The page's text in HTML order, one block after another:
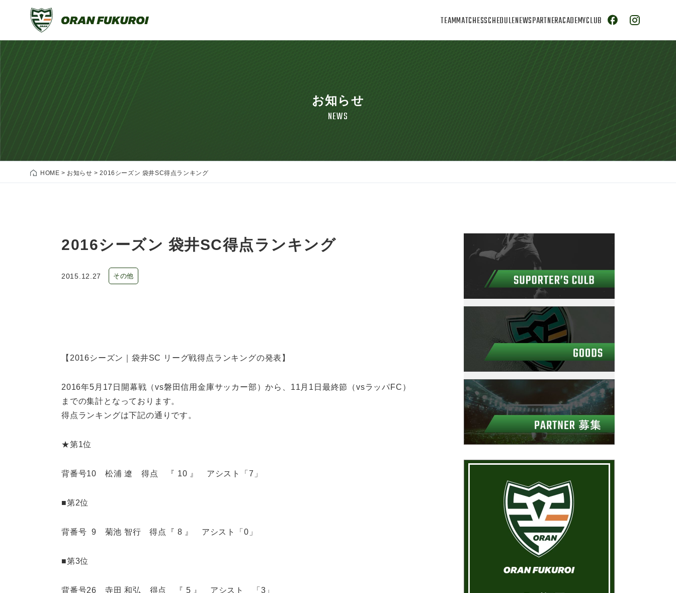
TEAMMATCHESSCHEDULENEWSPARTNERACADEMYCLUB
お知らせ
NEWS
HOME > お知らせ >2016シーズン 袋井SC得点ランキング
2016シーズン 袋井SC得点ランキング
2015.12.27 その他
【2016シーズン｜袋井SC リーグ戦得点ランキングの発表】
2016年5月17日開幕戦（vs磐田信用金庫サッカー部）から、11月1日最終節（vsラッパFC）
までの集計となっております。
得点ランキングは下記の通りです。
★第1位
背番号10 松浦 遼 得点 『 10 』 アシスト「7」
■第2位
背番号 9 菊池 智行 得点『 8 』 アシスト「0」
■第3位
背番号26 寺田 和弘 得点 『 5 』 アシスト 「3」